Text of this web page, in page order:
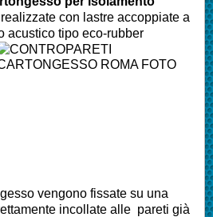
con lastre accoppiate a
acustico tipo eco-rubber
vengono fissate su una
incollate alle pareti già